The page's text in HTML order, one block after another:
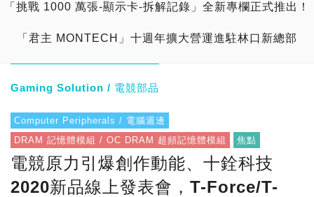
「挑戰 1000 萬張-顯示卡-拆解記錄」全新專欄正式推出！
「君主 MONTECH」十週年擴大營運進駐林口新總部
Gaming Solution / 電競部品
Computer Peripherals / 電腦週邊
DRAM 記憶體模組 / OC DRAM 超頻記憶體模組
焦點
電競原力引爆創作動能、十銓科技
2020新品線上發表會，T-Force/T-